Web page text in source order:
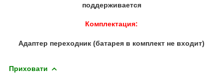
поддерживается
Комплектация:
Адаптер переходник (батарея в комплект не входит)
Приховати